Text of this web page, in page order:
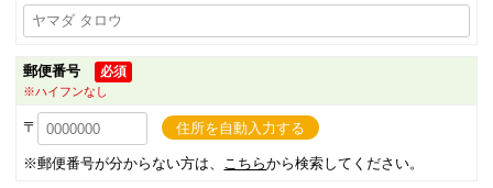
郵便番号
必須
※ハイフンなし
〒 住所を自動入力する
※郵便番号が分からない方は、 こちらから検索してください。